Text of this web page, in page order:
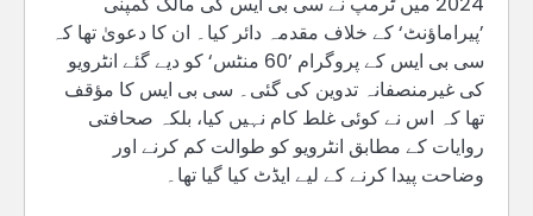
’پیراماؤنٹ‘ کے خلاف مقدمہ دائر کیا۔ ان کا دعویٰ تھا کہ
سی بی ایس کے پروگرام ’60 منٹس‘ کو دیے گئے انٹرویو
کی غیرمنصفانہ تدوین کی گئی۔ سی بی ایس کا مؤقف
تھا کہ اس نے کوئی غلط کام نہیں کیا، بلکہ صحافتی
روایات کے مطابق انٹرویو کو طوالت کم کرنے اور
وضاحت پیدا کرنے کے لیے ایڈٹ کیا گیا تھا۔